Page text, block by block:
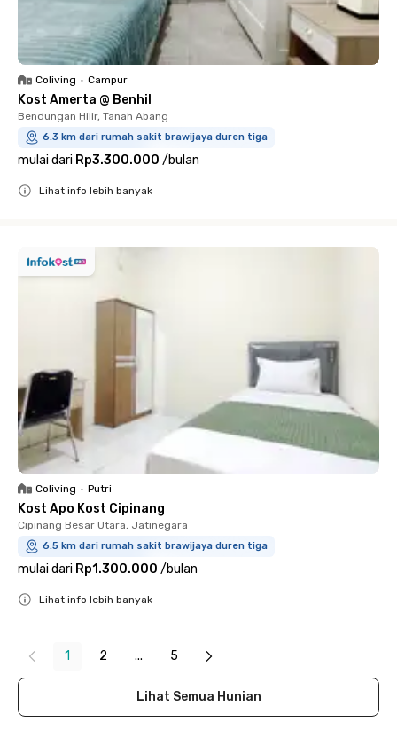
Coliving • Campur
Kost Amerta @ Benhil
Bendungan Hilir, Tanah Abang
6.3 km dari rumah sakit brawijaya duren tiga
mulai dari Rp3.300.000 /bulan
Lihat info lebih banyak
Coliving • Putri
Kost Apo Kost Cipinang
Cipinang Besar Utara, Jatinegara
6.5 km dari rumah sakit brawijaya duren tiga
mulai dari Rp1.300.000 /bulan
Lihat info lebih banyak
1 2 ... 5
Lihat Semua Hunian